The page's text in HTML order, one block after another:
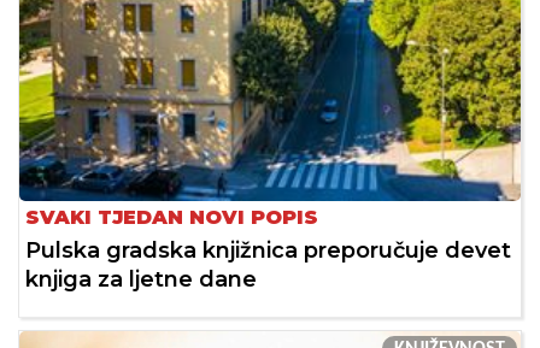
SVAKI TJEDAN NOVI POPIS
Pulska gradska knjižnica preporučuje devet
knjiga za ljetne dane